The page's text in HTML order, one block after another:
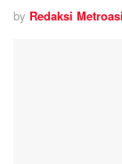
by Redaksi